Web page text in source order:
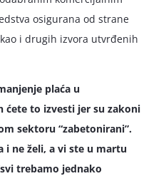
osigurana od strane
i drugih izvora utvrđenih
plaća u
ćete to izvesti jer su zakoni
sektoru “zabetonirani”.
i ne želi, a vi ste u martu
trebamo jednako